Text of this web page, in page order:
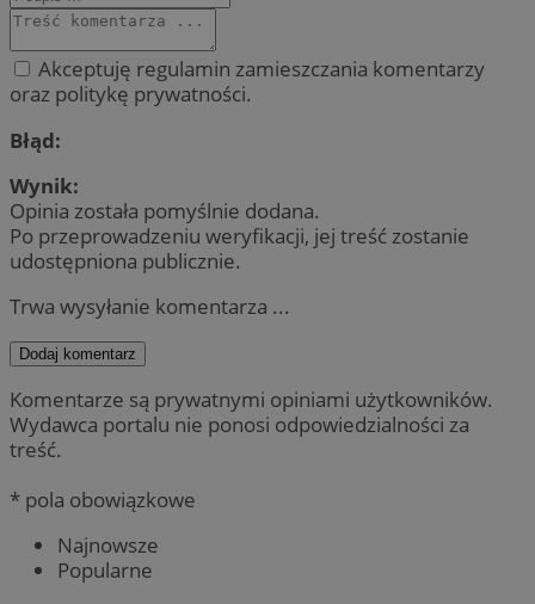
Akceptuję regulamin zamieszczania komentarzy
oraz politykę prywatności.
Błąd:
Wynik:
Opinia została pomyślnie dodana.
Po przeprowadzeniu weryfikacji, jej treść zostanie
udostępniona publicznie.
Trwa wysyłanie komentarza ...
Dodaj komentarz
Komentarze są prywatnymi opiniami użytkowników.
Wydawca portalu nie ponosi odpowiedzialności za
treść.
* pola obowiązkowe
Najnowsze
Popularne